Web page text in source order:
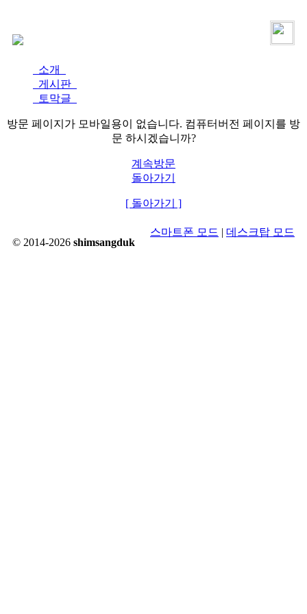
소개
게시판
토막글
방문 페이지가 모바일용이 없습니다. 컴퓨터버전 페이지를 방
문 하시겠습니까?
계속방문
돌아가기
[ 돌아가기 ]
© 2014-2026 shimsangduk
스마트폰 모드 | 데스크탑 모드